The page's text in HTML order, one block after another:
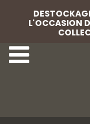
39 Monica
L'OCCASION